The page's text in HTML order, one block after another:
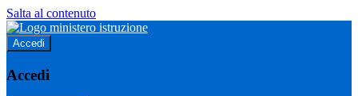
Salta al contenuto
Accedi
Accedi